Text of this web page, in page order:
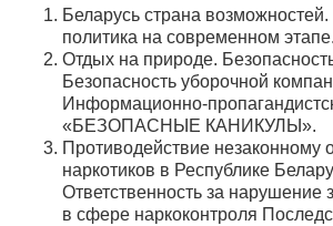
Беларусь страна
политика на современном этапе.
Отдых на природе.
Безопасность уборочной
Информационно-
«БЕЗОПАСНЫЕ КАНИКУЛЫ».
Противодействие незаконному
наркотиков в Республике
Ответственность за нарушение
в сфере наркоконтроля